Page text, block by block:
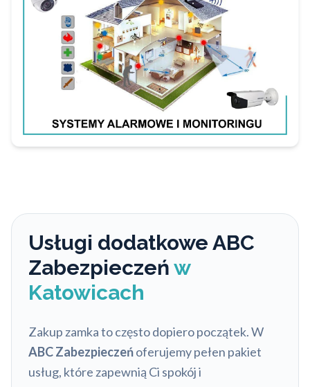
Usługi dodatkowe ABC
Zabezpieczeń w
Katowicach
Zakup zamka to często dopiero początek. W
ABC Zabezpieczeńoferujemy pełen pakiet
usług, które zapewnią Ci spokój i